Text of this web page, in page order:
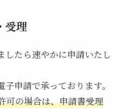
受理
したら速やかに申請いたし
申請で承っております。
可の場合は、申請書受理